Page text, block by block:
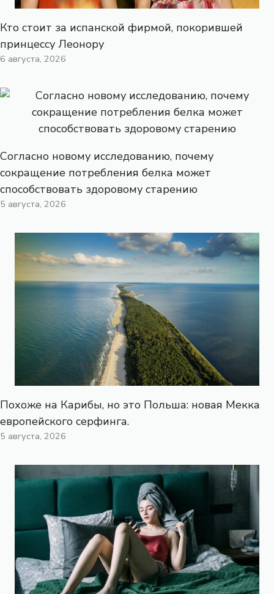
Кто стоит за испанской фирмой, покорившей
принцессу Леонору
6 августа, 2026
Согласно новому исследованию, почему
сокращение потребления белка может
способствовать здоровому старению
5 августа, 2026
Похоже на Карибы, но это Польша: новая Мекка
европейского серфинга.
5 августа, 2026